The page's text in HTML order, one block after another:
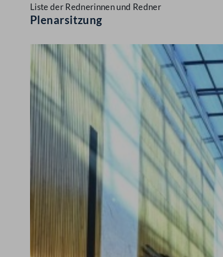
Liste der Rednerinnen und Redner
Plenarsitzung